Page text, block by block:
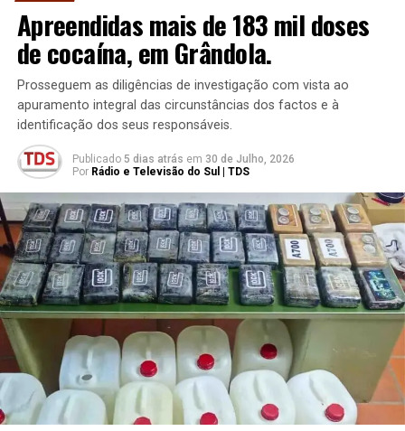
Apreendidas mais de 183 mil doses
de cocaína, em Grândola.
Prosseguem as diligências de investigação com vista ao
apuramento integral das circunstâncias dos factos e à
identificação dos seus responsáveis.
Publicado 5 dias atrás em 30 de Julho, 2026
Por Rádio e Televisão do Sul | TDS